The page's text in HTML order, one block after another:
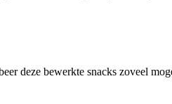
deze bewerkte snacks zoveel